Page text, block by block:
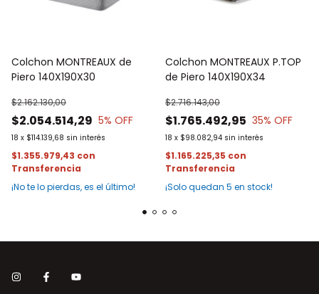
Colchon MONTREAUX de
Piero 140X190X30
$2.054.514,29
$2.162.130,00
5% OFF
18 x $114.139,68 sin interés
$1.355.979,43 con
¡No te lo pierdas, es el último!
Colchon MONTREAUX P.TOP
de Piero 140X190X34
$1.765.492,95
$2.716.143,00
35% OFF
18 x $98.082,94 sin interés
$1.165.225,35 con
¡Solo quedan 5 en stock!